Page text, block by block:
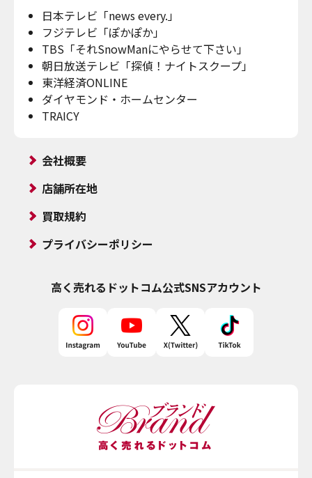
日本テレビ「news every.」
フジテレビ「ぽかぽか」
TBS「それSnowManにやらせて下さい」
朝日放送テレビ「探偵！ナイトスクープ」
東洋経済ONLINE
ダイヤモンド・ホームセンター
TRAICY
会社概要
店舗所在地
買取規約
プライバシーポリシー
高く売れるドットコム公式SNSアカウント